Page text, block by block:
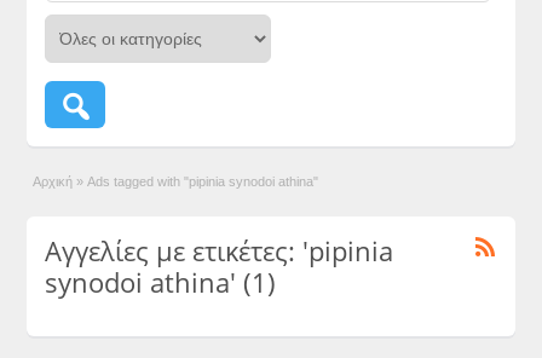
Αρχική » Ads tagged with "pipinia synodoi athina"
Αγγελίες με ετικέτες: 'pipinia
synodoi athina' (1)